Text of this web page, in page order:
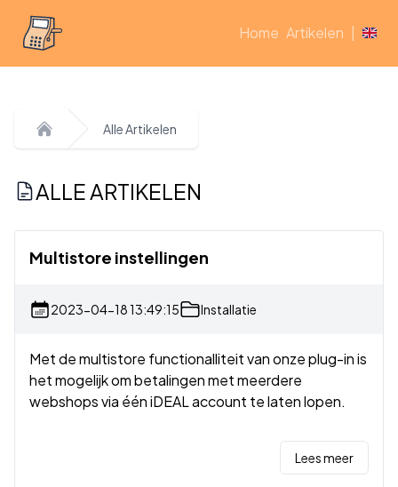
Home Artikelen
Home
Alle Artikelen
ALLE ARTIKELEN
Multistore instellingen
2023-04-18 13:49:15 Installatie
Met de multistore functionalliteit van onze plug-in is
het mogelijk om betalingen met meerdere
webshops via één iDEAL account te laten lopen.
Lees meer